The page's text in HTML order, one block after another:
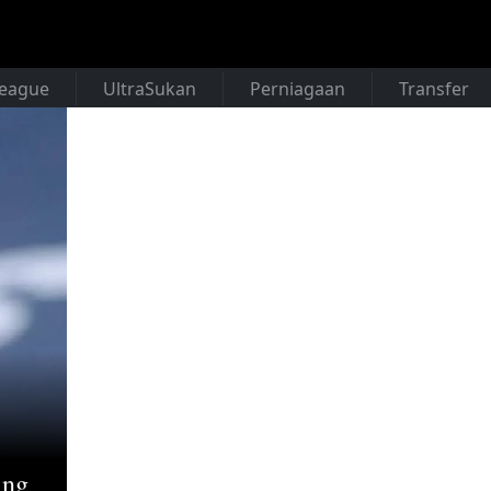
UltraSukan Perniagaan Transfer